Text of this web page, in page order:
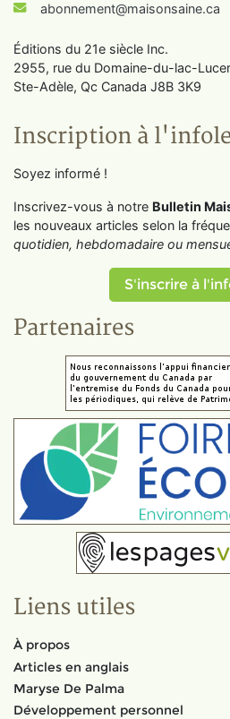
abonnement@maisonsaine.ca
Éditions du 21e siècle Inc.
2955, rue du Domaine-du-lac-
Ste-Adèle, Qc Canada J8B 3K9
Inscription à
Soyez informé !
Inscrivez-vous à notre Bulletin
les nouveaux articles selon la
quotidien, hebdomadaire ou
S'inscrire à
Partenaires
Liens utiles
À propos
Articles en anglais
Maryse De Palma
Développement personnel